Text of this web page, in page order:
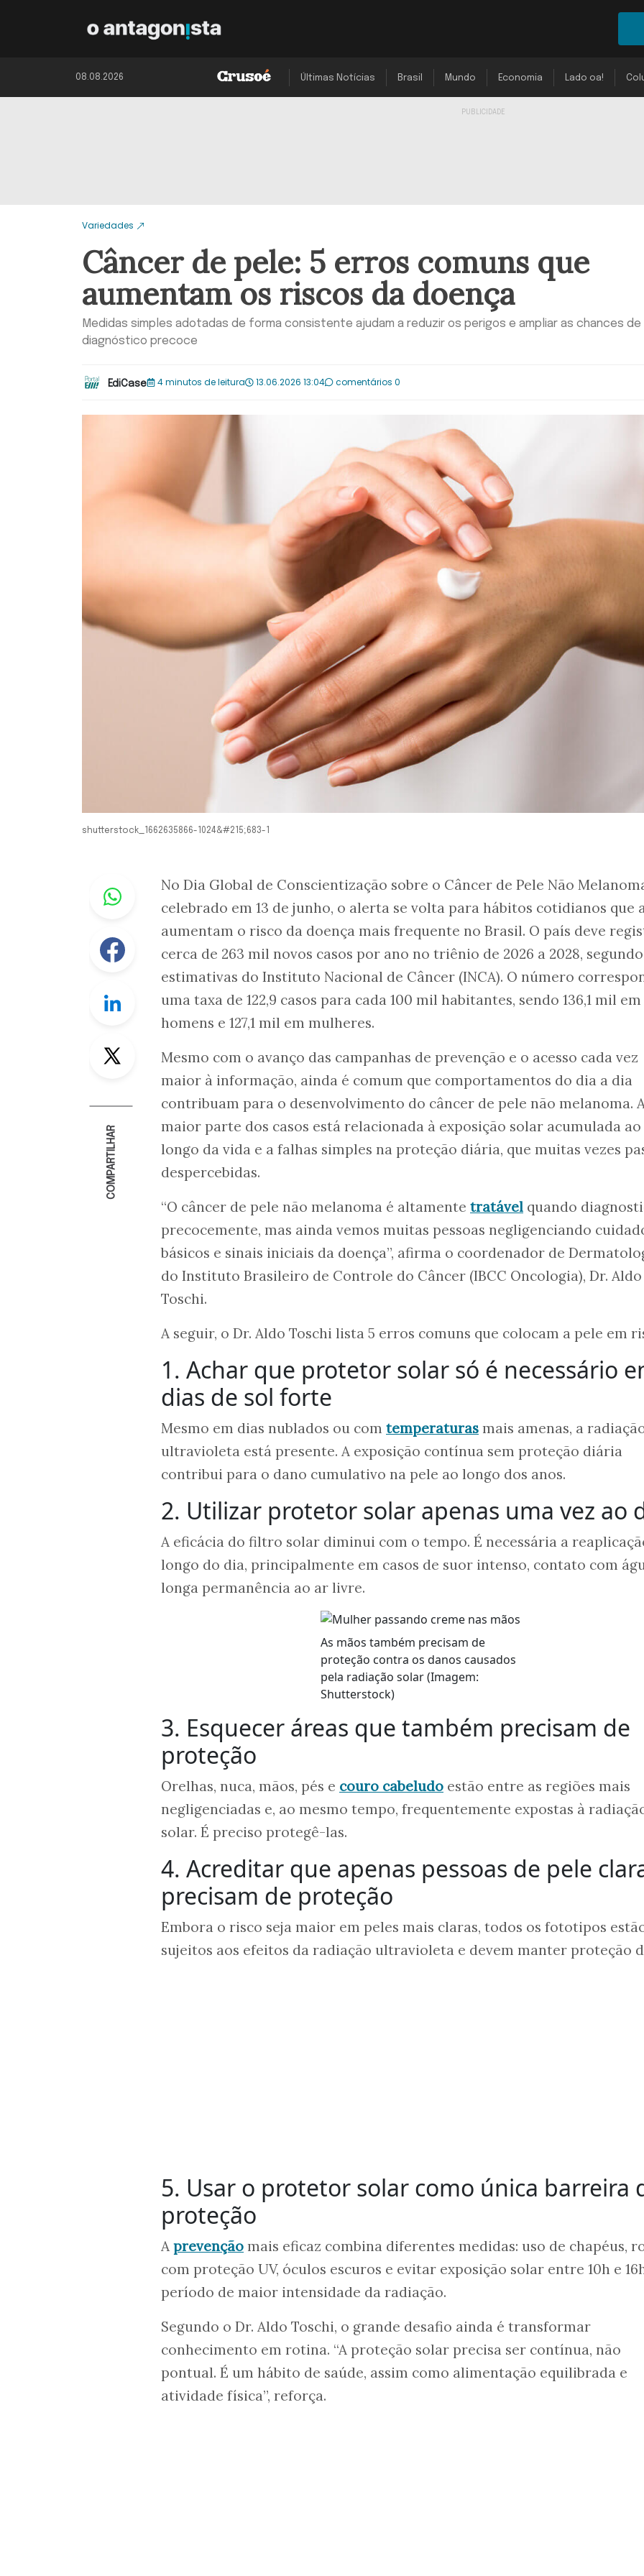
08.08.2026 Últimas Notícias Brasil Mundo Economia Lado oa!
Variedades
Câncer de pele: 5 erros comuns que
aumentam os riscos da doença
Medidas simples adotadas de forma consistente ajudam a reduzir os perigos e ampliar as chances de
diagnóstico precoce
EdiCase 4 minutos de leitura 13.06.2026 13:04 comentários 0
shutterstock_1662635866-1024&#215;683-1
Whastapp
Facebook
COMPARTILHAR
No Dia Global de Conscientização sobre o Câncer de Pele Não
celebrado em 13 de junho, o alerta se volta para hábitos cotidianos que
aumentam o risco da doença mais frequente no Brasil. O país deve
cerca de 263 mil novos casos por ano no triênio de 2026 a 2028, segundo
estimativas do Instituto Nacional de Câncer (INCA). O número
uma taxa de 122,9 casos para cada 100 mil habitantes, sendo 136,1 mil em
homens e 127,1 mil em mulheres.
Mesmo com o avanço das campanhas de prevenção e o acesso cada vez
maior à informação, ainda é comum que comportamentos do dia a dia
contribuam para o desenvolvimento do câncer de pele não melanoma.
maior parte dos casos está relacionada à exposição solar acumulada ao
longo da vida e a falhas simples na proteção diária, que muitas vezes
despercebidas.
“O câncer de pele não melanoma é altamente tratável quando
precocemente, mas ainda vemos muitas pessoas negligenciando
básicos e sinais iniciais da doença”, afirma o coordenador de
do Instituto Brasileiro de Controle do Câncer (IBCC Oncologia), Dr. Aldo
Toschi.
A seguir, o Dr. Aldo Toschi lista 5 erros comuns que colocam a pele em
1. Achar que protetor solar só é necessário
dias de sol forte
Mesmo em dias nublados ou com temperaturas mais amenas, a
ultravioleta está presente. A exposição contínua sem proteção diária
contribui para o dano cumulativo na pele ao longo dos anos.
2. Utilizar protetor solar apenas uma vez ao
A eficácia do filtro solar diminui com o tempo. É necessária a
longo do dia, principalmente em casos de suor intenso, contato com
longa permanência ao ar livre.
As mãos também precisam de
proteção contra os danos causados
pela radiação solar (Imagem:
Shutterstock)
3. Esquecer áreas que também precisam de
proteção
Orelhas, nuca, mãos, pés e couro cabeludo estão entre as regiões mais
negligenciadas e, ao mesmo tempo, frequentemente expostas à
solar. É preciso protegê-las.
4. Acreditar que apenas pessoas de pele
precisam de proteção
Embora o risco seja maior em peles mais claras, todos os fototipos
sujeitos aos efeitos da radiação ultravioleta e devem manter proteção
5. Usar o protetor solar como única barreira
proteção
A prevenção mais eficaz combina diferentes medidas: uso de chapéus,
com proteção UV, óculos escuros e evitar exposição solar entre 10h e
período de maior intensidade da radiação.
Segundo o Dr. Aldo Toschi, o grande desafio ainda é transformar
conhecimento em rotina. “A proteção solar precisa ser contínua, não
pontual. É um hábito de saúde, assim como alimentação equilibrada e
atividade física”, reforça.